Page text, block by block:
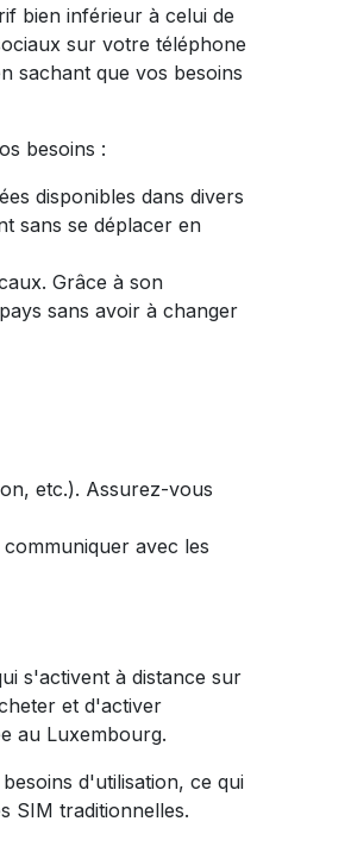
bien inférieur à celui de
sur votre téléphone
sachant que vos besoins
besoins :
disponibles dans divers
sans se déplacer en
Grâce à son
sans avoir à changer
etc.). Assurez-vous
avec les
s'activent à distance sur
et d'activer
au Luxembourg.
d'utilisation, ce qui
SIM traditionnelles.